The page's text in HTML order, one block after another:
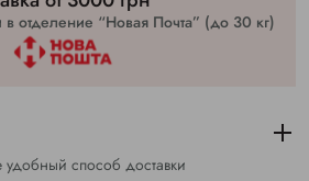
отделение “Новая Почта” (до 30 кг)
удобный способ доставки